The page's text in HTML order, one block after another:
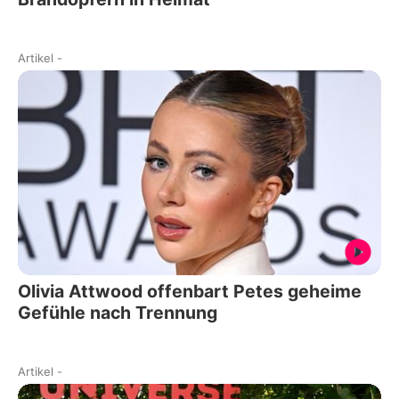
Artikel -
Olivia Attwood offenbart Petes geheime
Gefühle nach Trennung
Artikel -